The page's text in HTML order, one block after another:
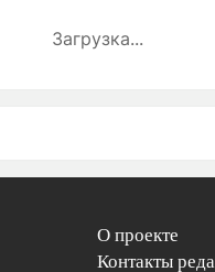
Загрузка...
О проекте
Контакты